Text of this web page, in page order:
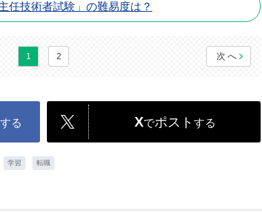
任技術者試験」の難易度は？
1 2 次へ
する Xでポスト する
学習 転職